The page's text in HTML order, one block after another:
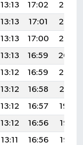
13:13 17:02
20:08
13:13 17:01
20:07
13:13 17:00
20:05
13:13 16:59
20:04
13:12 16:59
20:02
13:12 16:58
20:01
13:12 16:57
19:59
13:12 16:56
19:58
13:11 16:56 19:56